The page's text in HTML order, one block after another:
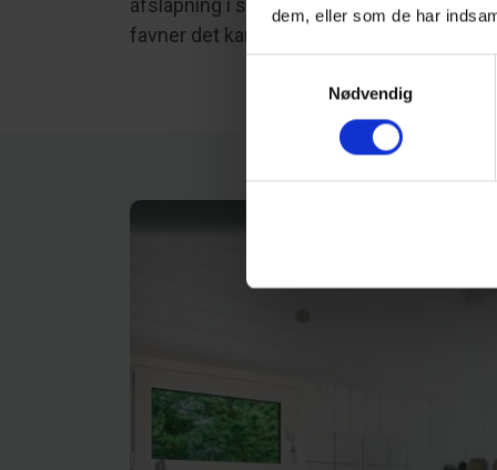
dem, eller som de har
Nødvendig
afslapning i solen, mens den
favner det karakteristiske danske